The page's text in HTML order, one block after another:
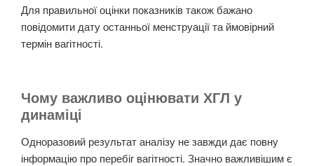
Для правильної оцінки показників також бажано
повідомити дату останньої менструації та ймовірний
термін вагітності.
Чому важливо оцінювати ХГЛ у
динаміці
Одноразовий результат аналізу не завжди дає повну
інформацію про перебіг вагітності. Значно важливішим є